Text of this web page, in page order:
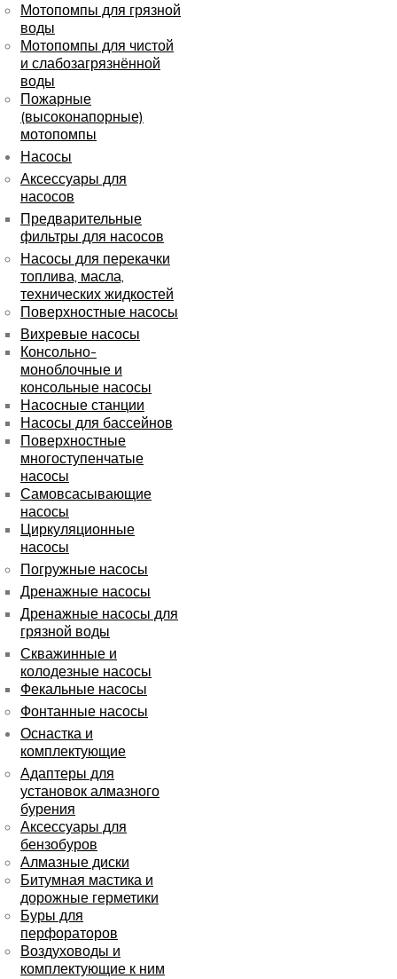
Мотопомпы для грязной
воды
Мотопомпы для чистой
и слабозагрязнённой
воды
Пожарные
(высоконапорные)
мотопомпы
Насосы
Аксессуары для
насосов
Предварительные
фильтры для насосов
Насосы для перекачки
топлива, масла,
технических жидкостей
Поверхностные насосы
Вихревые насосы
Консольно-
моноблочные и
консольные насосы
Насосные станции
Насосы для бассейнов
Поверхностные
многоступенчатые
насосы
Самовсасывающие
насосы
Циркуляционные
насосы
Погружные насосы
Дренажные насосы
Дренажные насосы для
грязной воды
Скважинные и
колодезные насосы
Фекальные насосы
Фонтанные насосы
Оснастка и
комплектующие
Адаптеры для
установок алмазного
бурения
Аксессуары для
бензобуров
Алмазные диски
Битумная мастика и
дорожные герметики
Буры для
перфораторов
Воздуховоды и
комплектующие к ним